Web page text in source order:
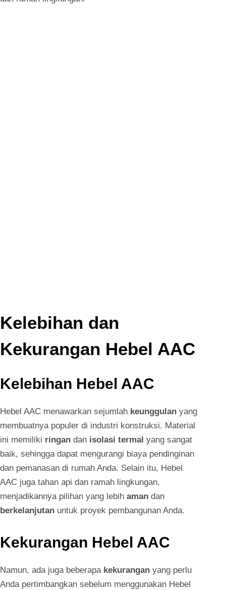
Kelebihan dan
Kekurangan Hebel AAC
Kelebihan Hebel AAC
Hebel AAC menawarkan sejumlah keunggulan yang
membuatnya populer di industri konstruksi. Material
ini memiliki ringan dan isolasi termal yang sangat
baik, sehingga dapat mengurangi biaya pendinginan
dan pemanasan di rumah Anda. Selain itu, Hebel
AAC juga tahan api dan ramah lingkungan,
menjadikannya pilihan yang lebih aman dan
berkelanjutan untuk proyek pembangunan Anda.
Kekurangan Hebel AAC
Namun, ada juga beberapa kekurangan yang perlu
Anda pertimbangkan sebelum menggunakan Hebel